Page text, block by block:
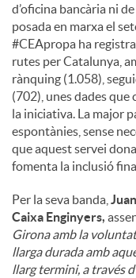
d’oficina bancària ni
posada en marxa el
#CEApropa ha
rutes per Catalunya,
rànquing (1.058),
(702), unes dades
la iniciativa. La major
espontànies, sense
que aquest servei
fomenta la inclusió
Per la seva banda,
Caixa Enginyers,
Girona amb la
llarga durada amb
llarg termini, a través